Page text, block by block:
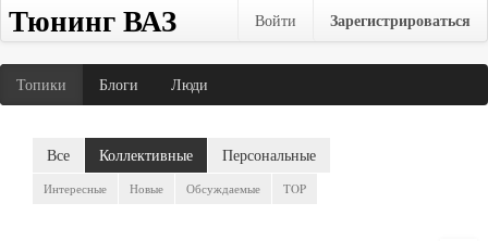
Тюнинг ВАЗ Войти Зарегистрироваться
Топики Блоги Люди
Все Коллективные Персональные
Интересные Новые Обсуждаемые TOP